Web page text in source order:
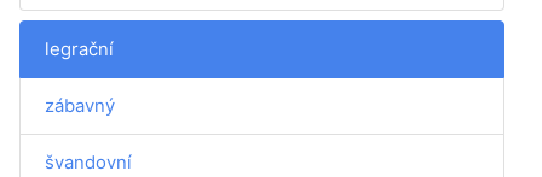
legrační
zábavný
švandovní